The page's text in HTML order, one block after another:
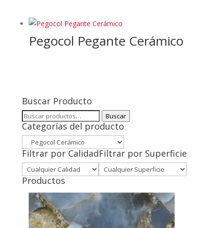
Pegocol Pegante Cerámico
Buscar Producto
Buscar
por:
Buscar
Categorías del producto
Filtrar por CalidadFiltrar por Superficie
Productos